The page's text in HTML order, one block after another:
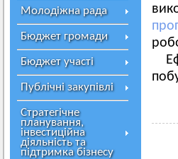
Молодіжна рада
Бюджет громади
Бюджет участі
Публічні закупівлі
Стратегічне
планування,
інвестиційна
діяльність та
підтримка бізнесу